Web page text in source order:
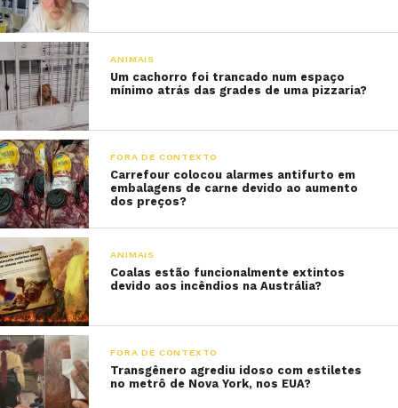
ANIMAIS
Um cachorro foi trancado num espaço
mínimo atrás das grades de uma pizzaria?
FORA DE CONTEXTO
Carrefour colocou alarmes antifurto em
embalagens de carne devido ao aumento
dos preços?
ANIMAIS
Coalas estão funcionalmente extintos
devido aos incêndios na Austrália?
FORA DE CONTEXTO
Transgênero agrediu idoso com estiletes
no metrô de Nova York, nos EUA?